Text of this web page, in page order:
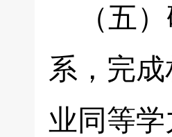
（五）
系，完
业同等